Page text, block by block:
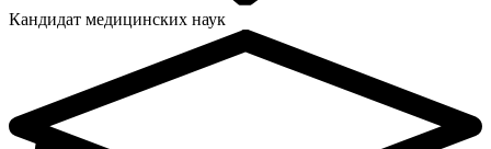
Кандидат медицинских наук